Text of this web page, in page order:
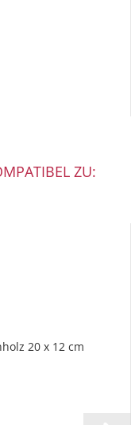
ZU:
20 x 12 cm